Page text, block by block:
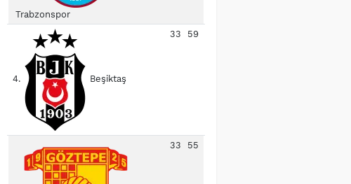
Trabzonspor
4. Beşiktaş
33 59
33 55